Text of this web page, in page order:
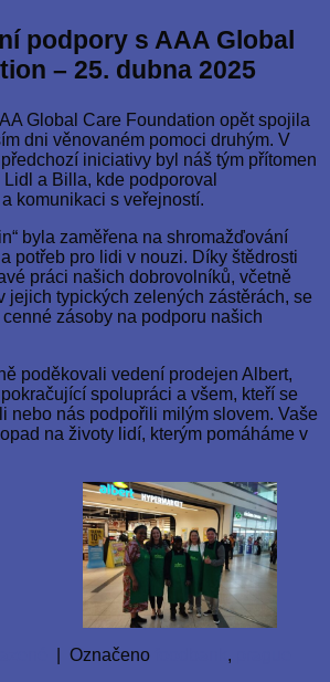
podpory s AAA Global
– 25. dubna 2025
Global Care Foundation opět spojila
dni věnovaném pomoci druhým. V
iniciativy byl náš tým přítomen
a Billa, kde podporoval
komunikaci s veřejností.
byla zaměřena na shromažďování
potřeb pro lidi v nouzi. Díky štědrosti
práci našich dobrovolníků, včetně
jejich typických zelených zástěrách, se
zásoby na podporu našich
poděkovali vedení prodejen Albert,
spolupráci a všem, kteří se
nebo nás podpořili milým slovem. Vaše
na životy lidí, kterým pomáháme v
Označeno ,